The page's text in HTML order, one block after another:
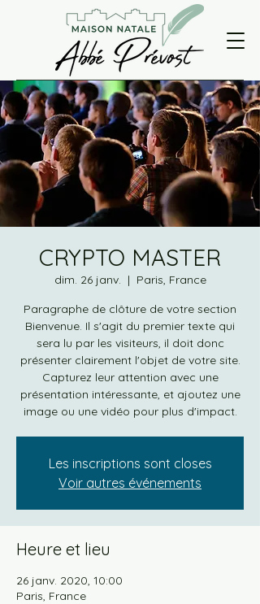
CRYPTO MASTER
dim. 26 janv.
  |
Paris, France
Paragraphe de clôture de votre section
Bienvenue. Il s'agit du premier texte qui
sera lu par les visiteurs, il doit donc
présenter clairement l'objet de votre site.
Capturez leur attention avec une
présentation intéressante, et ajoutez une
image ou une vidéo pour plus d'impact.
Les inscriptions sont closes
Voir autres événements
Heure et lieu
26 janv. 2020, 10:00
Paris, France